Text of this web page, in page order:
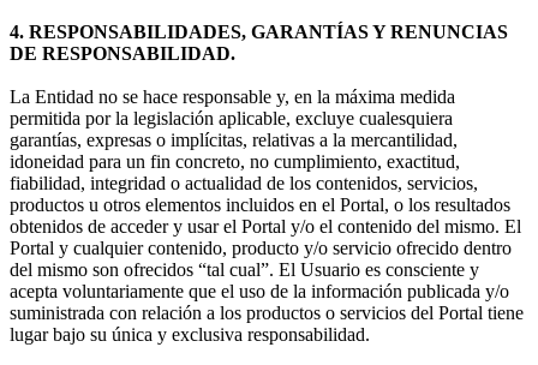
4. RESPONSABILIDADES, GARANTÍAS Y RENUNCIAS
DE RESPONSABILIDAD.
La Entidad no se hace responsable y, en la máxima medida
permitida por la legislación aplicable, excluye cualesquiera
garantías, expresas o implícitas, relativas a la mercantilidad,
idoneidad para un fin concreto, no cumplimiento, exactitud,
fiabilidad, integridad o actualidad de los contenidos, servicios,
productos u otros elementos incluidos en el Portal, o los resultados
obtenidos de acceder y usar el Portal y/o el contenido del mismo. El
Portal y cualquier contenido, producto y/o servicio ofrecido dentro
del mismo son ofrecidos “tal cual”. El Usuario es consciente y
acepta voluntariamente que el uso de la información publicada y/o
suministrada con relación a los productos o servicios del Portal tiene
lugar bajo su única y exclusiva responsabilidad.